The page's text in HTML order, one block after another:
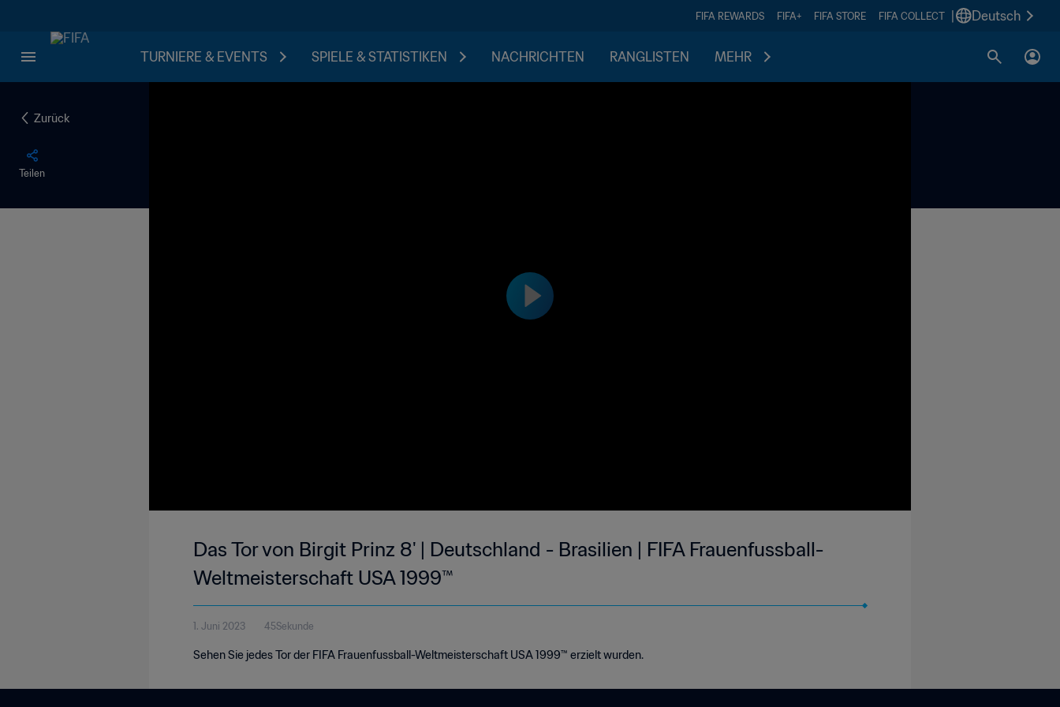
FIFA REWARDS FIFA+ FIFA STORE FIFA COLLECT Deutsch
TURNIERE & EVENTS SPIELE & STATISTIKEN NACHRICHTEN RANGLISTEN MEHR
Zurück
Teilen
Das Tor von Birgit Prinz 8' | Deutschland - Brasilien | FIFA Frauenfussball-
Weltmeisterschaft USA 1999™
1. Juni 2023 45Sekunde
Sehen Sie jedes Tor der FIFA Frauenfussball-Weltmeisterschaft USA 1999™ erzielt wurden.